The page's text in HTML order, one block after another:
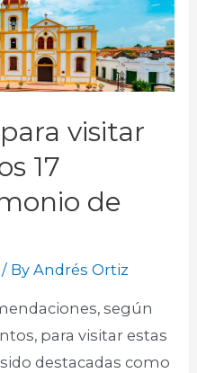
visitar
17
de
/ ByAndrés Ortiz
según
para visitar estas
destacadas como